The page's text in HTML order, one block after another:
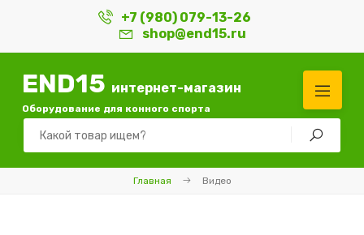
+7 (980) 079-13-26
shop@end15.ru
END15 интернет-магазин
Оборудование для конного спорта
Главная Видео